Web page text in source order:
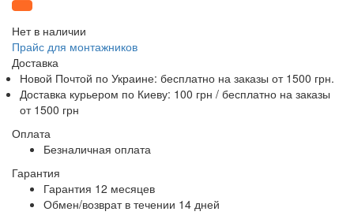
Нет в наличии
Прайс для монтажников
Доставка
Новой Почтой по Украине: бесплатно на заказы от 1500 грн.
Доставка курьером по Киеву: 100 грн / бесплатно на заказы
от 1500 грн
Оплата
Безналичная оплата
Гарантия
Гарантия 12 месяцев
Обмен/возврат в течении 14 дней